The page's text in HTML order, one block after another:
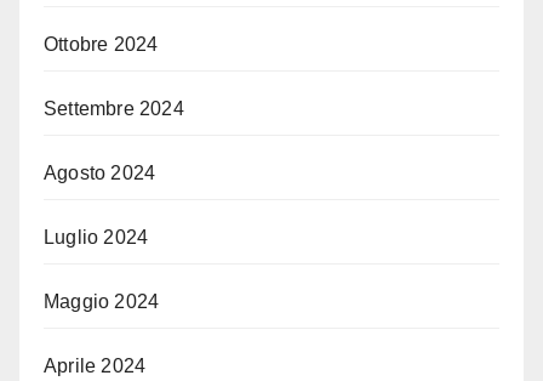
Ottobre 2024
Settembre 2024
Agosto 2024
Luglio 2024
Maggio 2024
Aprile 2024